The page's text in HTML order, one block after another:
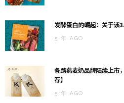
发酵蛋白的崛起：关于该
5 年 AGO
各路燕麦奶品牌陆续上市
荐】
5 年 AGO